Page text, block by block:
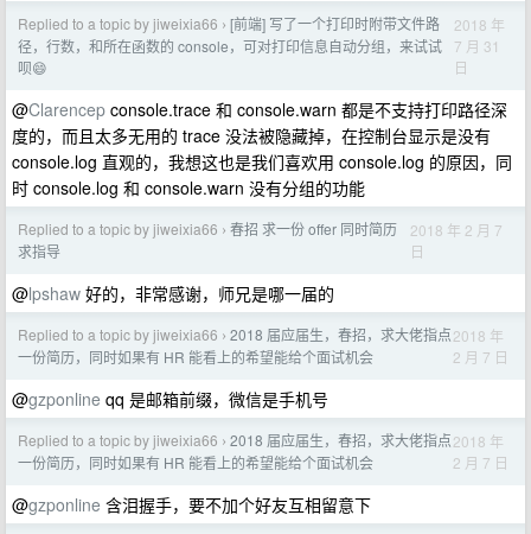
Replied to a topic by jiweixia66 › [前端] 写了一个打印时附带文件路
径，行数，和所在函数的 console，可对打印信息自动分组，来试试
呗😄
2018 年
7 月 31
日
@Clarencep console.trace 和 console.warn 都是不支持打印路径深
度的，而且太多无用的 trace 没法被隐藏掉，在控制台显示是没有
console.log 直观的，我想这也是我们喜欢用 console.log 的原因，同
时 console.log 和 console.warn 没有分组的功能
Replied to a topic by jiweixia66 › 春招 求一份 offer 同时简历
求指导
2018 年 2 月 7
日
@lpshaw 好的，非常感谢，师兄是哪一届的
Replied to a topic by jiweixia66 › 2018 届应届生，春招，求大佬指点
一份简历，同时如果有 HR 能看上的希望能给个面试机会
2018 年
2 月 7 日
@gzponline qq 是邮箱前缀，微信是手机号
Replied to a topic by jiweixia66 › 2018 届应届生，春招，求大佬指点
一份简历，同时如果有 HR 能看上的希望能给个面试机会
2018 年
2 月 7 日
@gzponline 含泪握手，要不加个好友互相留意下